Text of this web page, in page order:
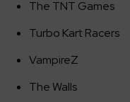
The TNT Games
Turbo Kart Racers
VampireZ
The Walls